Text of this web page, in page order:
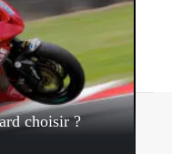
choisir ?
Sitemap